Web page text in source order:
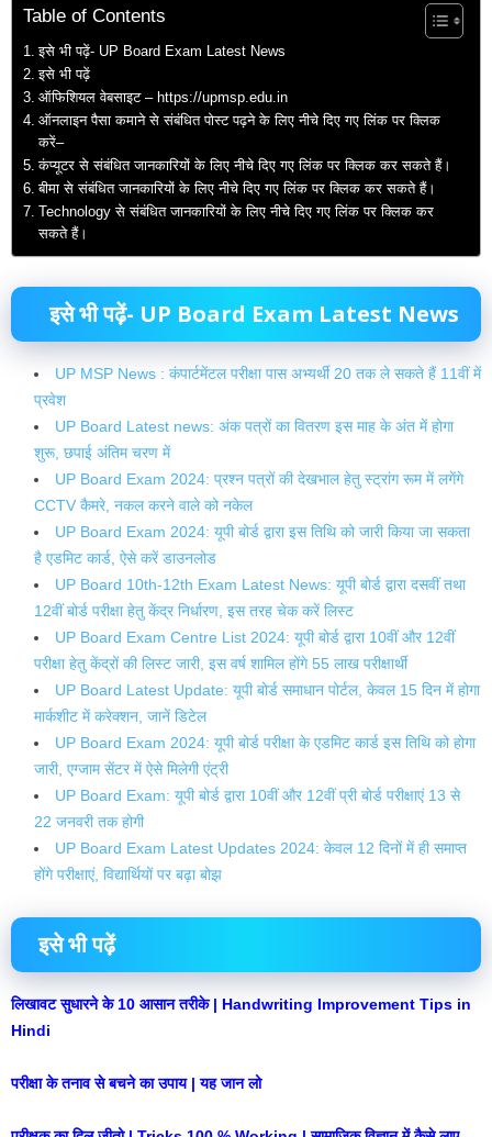
Table of Contents
इसे भी पढ़ें- UP Board Exam Latest News
इसे भी पढ़ें
ऑफिशियल वेबसाइट – https://upmsp.edu.in
ऑनलाइन पैसा कमाने से संबंधित पोस्ट पढ़ने के लिए नीचे दिए गए लिंक पर क्लिक
करें–
कंप्यूटर से संबंधित जानकारियों के लिए नीचे दिए गए लिंक पर क्लिक कर सकते हैं।
बीमा से संबंधित जानकारियों के लिए नीचे दिए गए लिंक पर क्लिक कर सकते हैं।
Technology से संबंधित जानकारियों के लिए नीचे दिए गए लिंक पर क्लिक कर
सकते हैं।
इसे भी पढ़ें- UP Board Exam Latest News
UP MSP News : कंपार्टमेंटल परीक्षा पास अभ्यर्थी 20 तक ले सकते हैं 11वीं में
प्रवेश
UP Board Latest news: अंक पत्रों का वितरण इस माह के अंत में होगा
शुरू, छपाई अंतिम चरण में
UP Board Exam 2024: प्रश्न पत्रों की देखभाल हेतु स्ट्रांग रूम में लगेंगे
CCTV कैमरे, नकल करने वाले को नकेल
UP Board Exam 2024: यूपी बोर्ड द्वारा इस तिथि को जारी किया जा सकता
है एडमिट कार्ड, ऐसे करें डाउनलोड
UP Board 10th-12th Exam Latest News: यूपी बोर्ड द्वारा दसवीं तथा
12वीं बोर्ड परीक्षा हेतु केंद्र निर्धारण, इस तरह चेक करें लिस्ट
UP Board Exam Centre List 2024: यूपी बोर्ड द्वारा 10वीं और 12वीं
परीक्षा हेतु केंद्रों की लिस्ट जारी, इस वर्ष शामिल होंगे 55 लाख परीक्षार्थी
UP Board Latest Update: यूपी बोर्ड समाधान पोर्टल, केवल 15 दिन में होगा
मार्कशीट में करेक्शन, जानें डिटेल
UP Board Exam 2024: यूपी बोर्ड परीक्षा के एडमिट कार्ड इस तिथि को होगा
जारी, एग्जाम सेंटर में ऐसे मिलेगी एंट्री
UP Board Exam: यूपी बोर्ड द्वारा 10वीं और 12वीं प्री बोर्ड परीक्षाएं 13 से
22 जनवरी तक होगी
UP Board Exam Latest Updates 2024: केवल 12 दिनों में ही समाप्त
होंगे परीक्षाएं, विद्यार्थियों पर बढ़ा बोझ
इसे भी पढ़ें
लिखावट सुधारने के 10 आसान तरीके | Handwriting Improvement Tips in
Hindi
परीक्षा के तनाव से बचने का उपाय | यह जान लो